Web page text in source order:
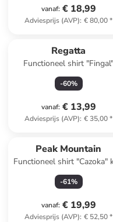
vanaf: € 18,99
Adviesprijs (AVP): € 80,00*
Regatta
Functioneel shirt "Fingal"
lichtroze
-60%
vanaf: € 13,99
Adviesprijs (AVP): € 35,00*
Peak Mountain
Functioneel shirt "Cazoka"
-61%
vanaf: € 19,99
Adviesprijs (AVP): € 52,50*